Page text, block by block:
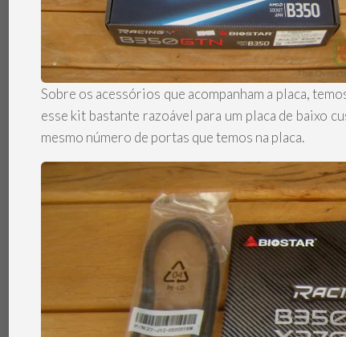
Sobre os acessórios que acompanham a placa,
esse kit bastante razoável para um placa de baixo
mesmo número de portas que temos na placa.